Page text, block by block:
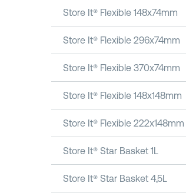
Store It® Flexible 148x74mm
Store It® Flexible 296x74mm
Store It® Flexible 370x74mm
Store It® Flexible 148x148mm
Store It® Flexible 222x148mm
Store It® Star Basket 1L
Store It® Star Basket 4,5L